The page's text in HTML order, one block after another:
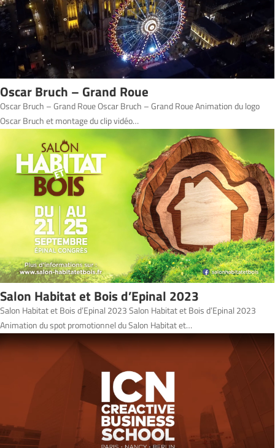
Oscar Bruch – Grand Roue
Oscar Bruch – Grand Roue Oscar Bruch – Grand Roue Animation du logo
Oscar Bruch et montage du clip vidéo…
Salon Habitat et Bois d’Epinal 2023
Salon Habitat et Bois d’Epinal 2023 Salon Habitat et Bois d’Epinal 2023
Animation du spot promotionnel du Salon Habitat et…